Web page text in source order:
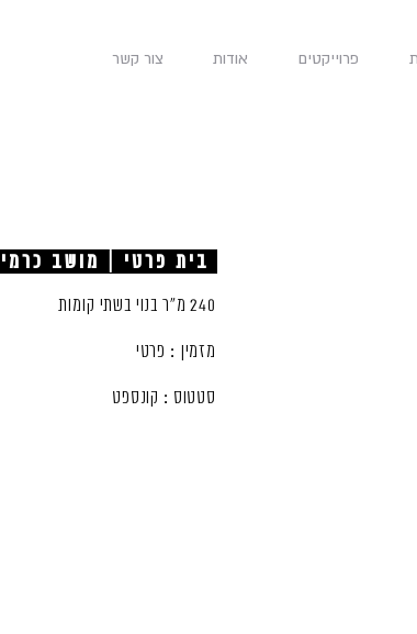
פרוייקטים אודות צור קשר
240 מ"ר בנוי בשתי קומות
מזמין : פרטי
סטטוס : קונספט